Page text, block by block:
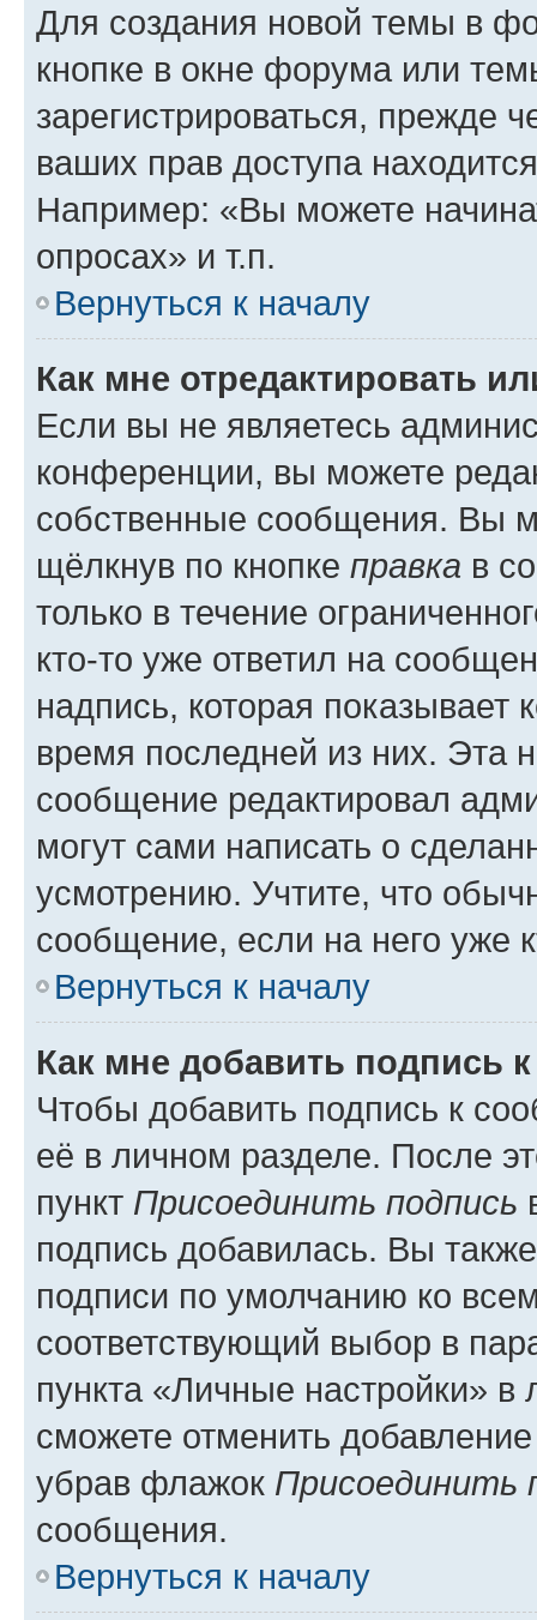
Для создания новой темы в
кнопке в окне форума или
зарегистрироваться, прежде
ваших прав доступа
Например: «Вы можете
опросах» и т.п.
Вернуться к началу
Как мне отредактировать
Если вы не являетесь
конференции, вы можете
собственные сообщения. Вы
щёлкнув по кнопке правка в
только в течение
кто-то уже ответил на
надпись, которая показывает
время последней из них. Эта
сообщение редактировал
могут сами написать о
усмотрению. Учтите, что
сообщение, если на него уже
Вернуться к началу
Как мне добавить подпись
Чтобы добавить подпись к
её в личном разделе. После
пункт Присоединить подпись
подпись добавилась. Вы
подписи по умолчанию ко
соответствующий выбор в
пункта «Личные настройки»
сможете отменить
убрав флажок Присоединить
сообщения.
Вернуться к началу